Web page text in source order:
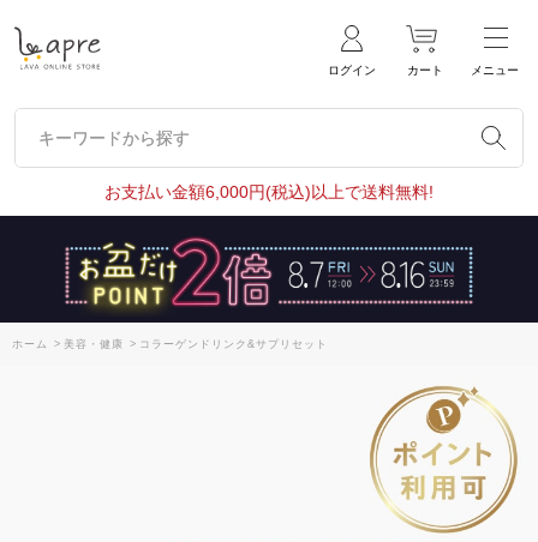
ログイン カート メニュー
キーワードから探す
キーワードから探す
お支払い金額6,000円(税込)以上で送料無料!
ホーム > 美容・健康 > コラーゲンドリンク&サプリセット